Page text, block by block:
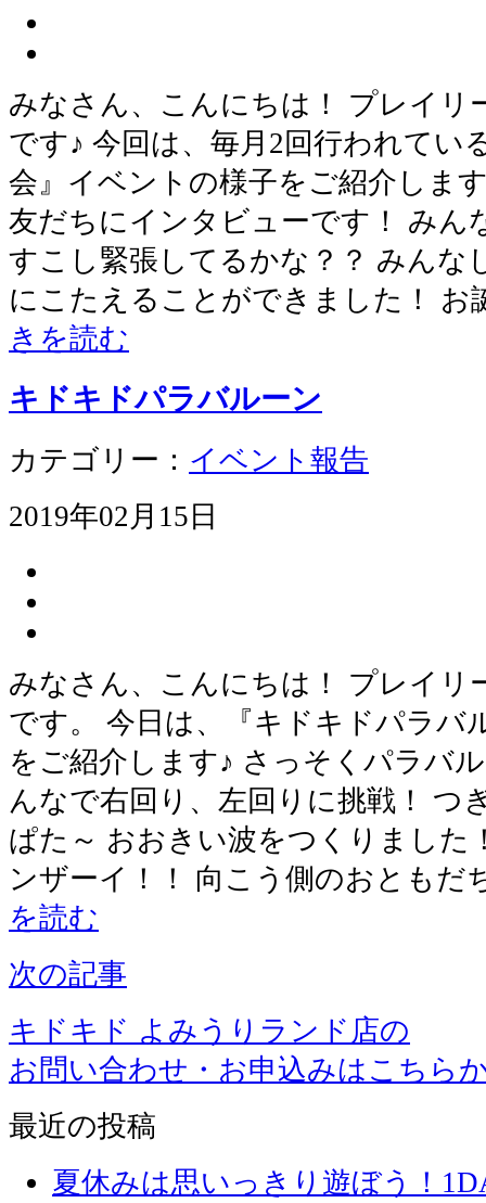
みなさん、こんにちは！ プレイリ
です♪ 今回は、毎月2回行われてい
会』イベントの様子をご紹介しま
友だちにインタビューです！ みん
すこし緊張してるかな？？ みんな
にこたえることができました！
きを読む
キドキドパラバルーン
カテゴリー： イベント報告
2019年02月15日
みなさん、こんにちは！ プレイリ
です。 今日は、『キドキドパラバ
をご紹介します♪ さっそくパラバ
んなで右回り、左回りに挑戦！ つ
ぱた～ おおきい波をつくりました
ンザーイ！！ 向こう側のおとも
を読む
次の記事
キドキド よみうりランド店の
お問い合わせ・お申込みはこちら
最近の投稿
夏休みは思いっきり遊ぼう！